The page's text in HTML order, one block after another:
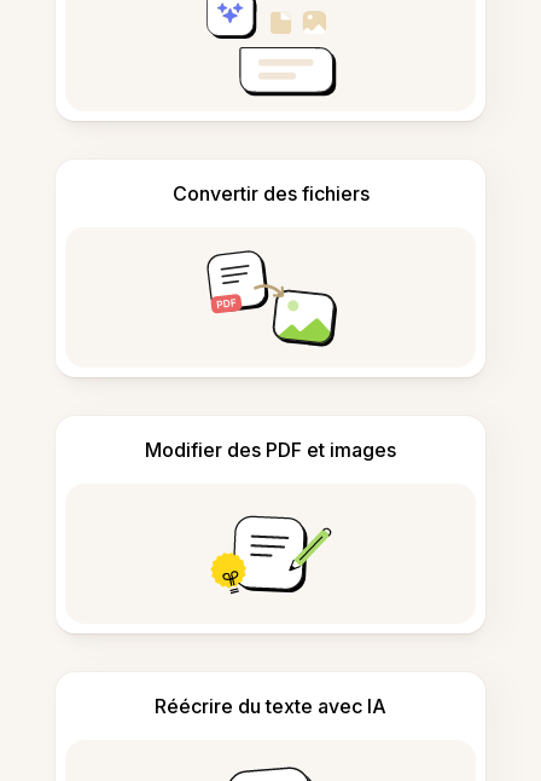
Convertir des fichiers
Modifier des PDF et images
Réécrire du texte avec IA